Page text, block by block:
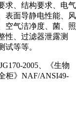
、结构要求、电气
表面导静电性能、风
空气洁净度、菌、照
性、过滤器泄露测
试等等。
2005、《生物
柜》NAF/ANSI49-